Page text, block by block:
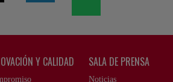
Y CALIDAD SALA DE PRENSA
Noticias